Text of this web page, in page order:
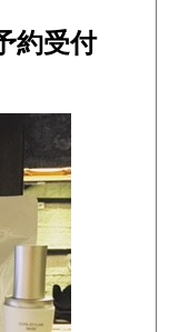
約受付